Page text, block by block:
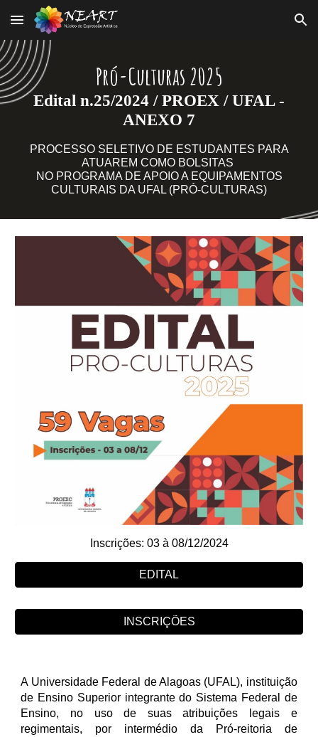
Skip to main content Skip to navigation
Pró-Culturas 2025
Edital n.25/2024 / PROEX / UFAL -
ANEXO 7
PROCESSO SELETIVO DE ESTUDANTES PARA
ATUAREM COMO BOLSITAS
NO PROGRAMA DE APOIO A EQUIPAMENTOS
CULTURAIS DA UFAL (PRÓ-CULTURAS)
Inscrições: 03 à 08/12/2024
EDITAL
INSCRIÇÕES
A Universidade Federal de Alagoas (UFAL), instituição
de Ensino Superior integrante do Sistema Federal de
Ensino, no uso de suas atribuições legais e
regimentais, por intermédio da Pró-reitoria de